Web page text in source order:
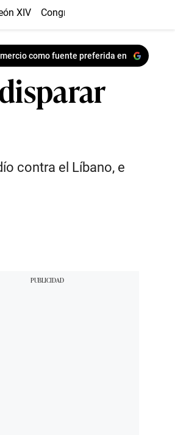
XIV Congreso
como fuente preferida en
contra el Líbano, e